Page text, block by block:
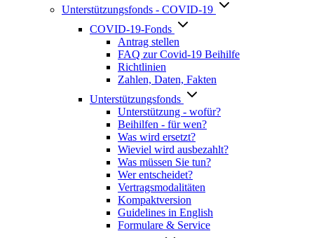
Unterstützungsfonds - COVID-19
COVID-19-Fonds
Antrag stellen
FAQ zur Covid-19 Beihilfe
Richtlinien
Zahlen, Daten, Fakten
Unterstützungsfonds
Unterstützung - wofür?
Beihilfen - für wen?
Was wird ersetzt?
Wieviel wird ausbezahlt?
Was müssen Sie tun?
Wer entscheidet?
Vertragsmodalitäten
Kompaktversion
Guidelines in English
Formulare & Service